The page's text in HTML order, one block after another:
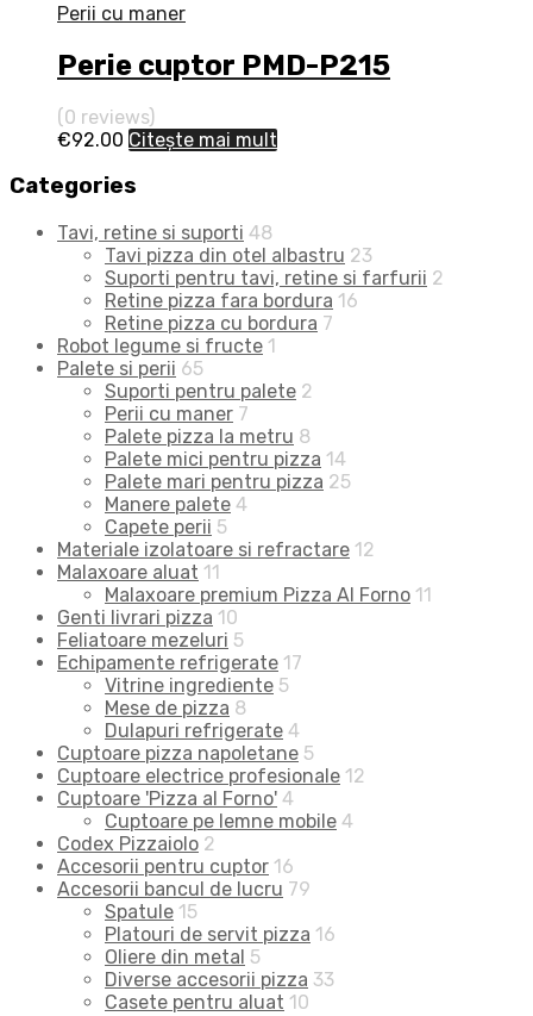
Perii cu maner
Perie cuptor PMD-P215
(0 reviews)
€92.00 Citește mai mult
Categories
Tavi, retine si suporti 48
Tavi pizza din otel albastru 23
Suporti pentru tavi, retine si farfurii 2
Retine pizza fara bordura 16
Retine pizza cu bordura 7
Robot legume si fructe 1
Palete si perii 65
Suporti pentru palete 2
Perii cu maner 7
Palete pizza la metru 8
Palete mici pentru pizza 14
Palete mari pentru pizza 25
Manere palete 4
Capete perii 5
Materiale izolatoare si refractare 12
Malaxoare aluat 11
Malaxoare premium Pizza Al Forno 11
Genti livrari pizza 10
Feliatoare mezeluri 5
Echipamente refrigerate 17
Vitrine ingrediente 5
Mese de pizza 8
Dulapuri refrigerate 4
Cuptoare pizza napoletane 5
Cuptoare electrice profesionale 12
Cuptoare 'Pizza al Forno' 4
Cuptoare pe lemne mobile 4
Codex Pizzaiolo 2
Accesorii pentru cuptor 16
Accesorii bancul de lucru 79
Spatule 15
Platouri de servit pizza 16
Oliere din metal 5
Diverse accesorii pizza 33
Casete pentru aluat 10